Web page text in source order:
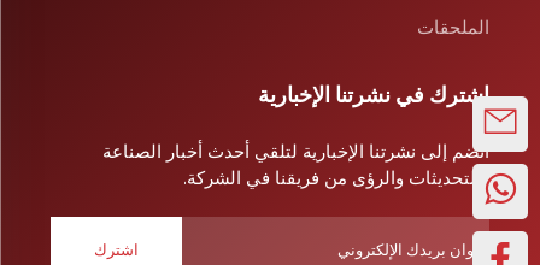
الملحقات
اشترك في نشرتنا الإخبارية
انضم إلى نشرتنا الإخبارية لتلقي أحدث أخبار الصناعة
والتحديثات والرؤى من فريقنا في الشركة.
اشترك